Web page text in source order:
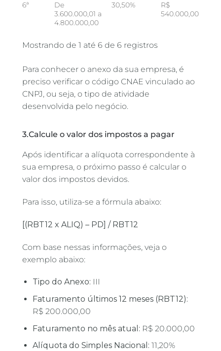
6ª
De
3.600.000,01 a
4.800.000,00
30,50%
R$
540.000,00
Mostrando de 1 até 6 de 6 registros
Para conhecer o anexo da sua empresa, é
preciso verificar o código CNAE vinculado ao
CNPJ, ou seja, o tipo de atividade
desenvolvida pelo negócio.
3.Calcule o valor dos impostos a pagar
Após identificar a alíquota correspondente à
sua empresa, o próximo passo é calcular o
valor dos impostos devidos.
Para isso, utiliza-se a fórmula abaixo:
[(RBT12 x ALIQ) – PD] / RBT12
Com base nessas informações, veja o
exemplo abaixo:
Tipo do Anexo: III
Faturamento últimos 12 meses (RBT12):
R$ 200.000,00
Faturamento no mês atual: R$ 20.000,00
Alíquota do Simples Nacional: 11,20%